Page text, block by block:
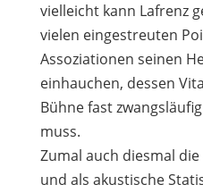
vielleicht kann Lafrenz
vielen eingestreuten
Assoziationen seinen
einhauchen, dessen
Bühne fast
muss.
Zumal auch diesmal
und als akustische